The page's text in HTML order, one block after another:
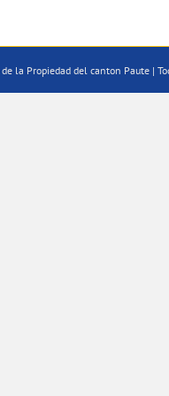
la Propiedad del canton Paute |